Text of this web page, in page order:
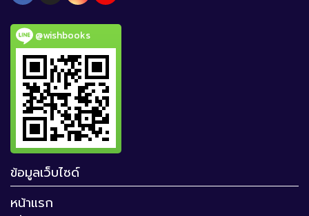
@wishbooks
ข้อมูลเว็บไซด์
หน้าแรก